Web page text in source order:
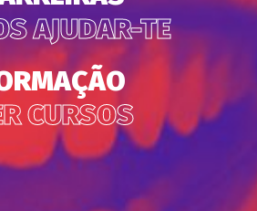
AJUDAR-TE
CURSOS